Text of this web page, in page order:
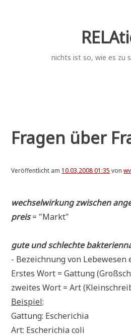
nichts ist so, wie es zu
Fragen über
Veröffentlicht am 10.03.2008 01:35 von
wech­sel­wir­kung zwi­schen
preis= "Markt"
gute und schlech­te
- Bezeich­nung von
Erstes Wort = Gat­tung
zwei­tes Wort = Art
Bei­spiel:
Gat­tung: Escherichia
Art: Esche­ri­chia coli